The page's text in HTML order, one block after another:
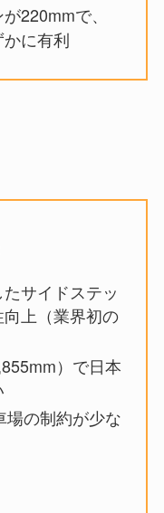
220mmで、
に有利
サイドステッ
上（業界初の
）で日本
場の制約が少な